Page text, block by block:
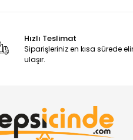
Hızlı Teslimat
Siparişleriniz en kısa sürede
ulaşır.